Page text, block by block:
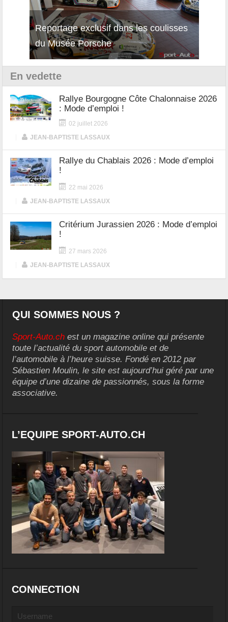
Reportage exclusif dans les coulisses
du Musée Porsche
En vedette
Rallye Bourgogne Côte Chalonnaise 2026
: Mode d’emploi !
02 juillet 2026
JEAN-BAPTISTE LASSAUX
Rallye du Chablais 2026 : Mode d’emploi
!
22 mai 2026
JEAN-BAPTISTE LASSAUX
Critérium Jurassien 2026 : Mode d’emploi
!
27 mars 2026
JEAN-BAPTISTE LASSAUX
QUI SOMMES NOUS ?
Sport-Auto.ch est un magazine online qui présente
toute l’actualité du sport automobile et de
l’automobile à l’heure suisse. Fondé en 2012 par
Sébastien Moulin, le site est aujourd’hui géré par une
équipe d’une dizaine de passionnés, sous la forme
associative.
L’EQUIPE SPORT-AUTO.CH
CONNECTION